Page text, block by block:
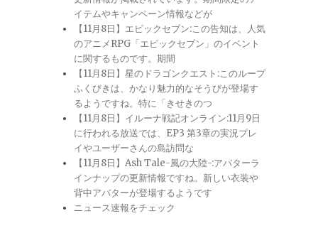
イテムやキャンペーン情報などが
【11月8日】エピックセブン:この告知は、人気
のアニメRPG「エピックセブン」のイベント
に関するものです。期間
【11月8日】星のドラゴンクエスト:このループ
ふくびきは、かなり魅力的なそうびが登場す
るようですね。特に「きせきのつ
【11月8日】イルーナ戦記オンライン:11月9日
に行われる放送では、EP3 第3章の実況プレ
イやユーザーさんの島訪問な
【11月8日】Ash Tale-風の大陸-:アバターラ
インナップの更新情報ですね。新しい衣装や
背中アバターが登場するようです
ニュース速報をチェック